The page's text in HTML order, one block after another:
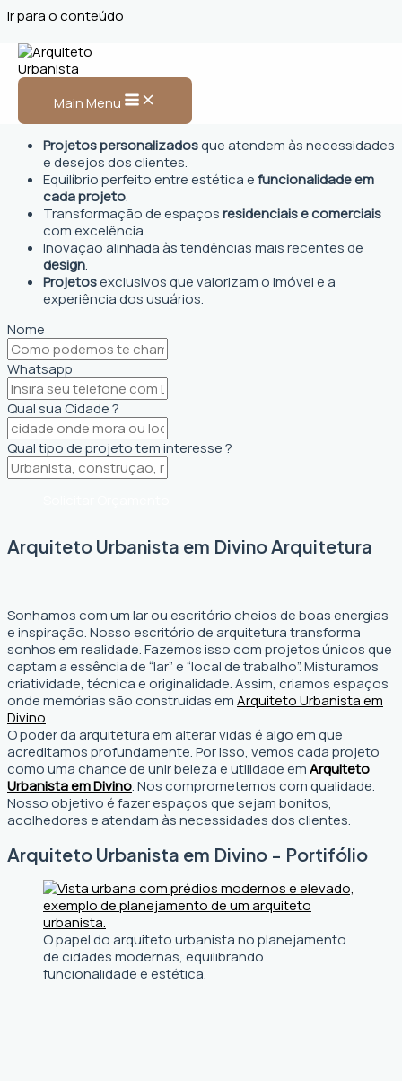
Ir para o conteúdo
Main Menu
Arquiteto Urbanista em
Divino
Projetos personalizadosque atendem às necessidades
e desejos dos clientes.
Equilíbrio perfeito entre estética efuncionalidade em
cada projeto.
Transformação de espaçosresidenciais e comerciais
com excelência.
Inovação alinhada às tendências mais recentes de
design.
Projetosexclusivos que valorizam o imóvel e a
experiência dos usuários.
Nome
Whatsapp
Qual sua Cidade ?
Qual tipo de projeto tem interesse ?
Arquiteto Urbanista em Divino Arquitetura
Sonhamos com um lar ou escritório cheios de boas energias
e inspiração. Nosso escritório de arquitetura transforma
sonhos em realidade. Fazemos isso com projetos únicos que
captam a essência de “lar” e “local de trabalho”. Misturamos
criatividade, técnica e originalidade. Assim, criamos espaços
onde memórias são construídas emArquiteto Urbanista em
Divino
O poder da arquitetura em alterar vidas é algo em que
acreditamos profundamente. Por isso, vemos cada projeto
como uma chance de unir beleza e utilidade emArquiteto
Urbanista em Divino. Nos comprometemos com qualidade.
Nosso objetivo é fazer espaços que sejam bonitos,
acolhedores e atendam às necessidades dos clientes.
Arquiteto Urbanista em Divino - Portifólio
O papel do arquiteto urbanista no planejamento
de cidades modernas, equilibrando
funcionalidade e estética.